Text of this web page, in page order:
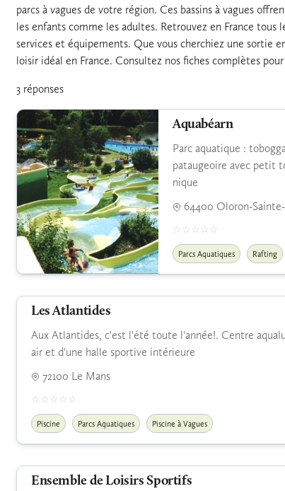
parcs à vagues de votre région. Ces bassins à vagues
les enfants comme les adultes. Retrouvez en France tous
services et équipements. Que vous cherchiez une sortie
loisir idéal en France. Consultez nos fiches complètes
3 réponses
Aquabéarn
Parc aquatique :
pataugeoire avec petit
nique
64400 Oloron-
Parcs Aquatiques Rafting
Les Atlantides
Aux Atlantides, c'est l'été toute l'année!. Centre
air et d'une halle sportive intérieure
72100 Le Mans
Piscine Parcs Aquatiques Piscine à Vagues
Ensemble de Loisirs Sportifs